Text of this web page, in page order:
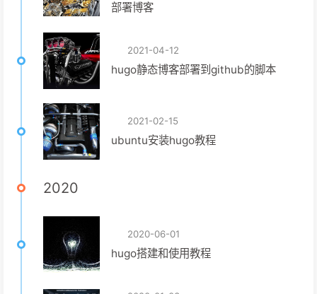
部署博客
2021-04-12
hugo静态博客部署到github的脚本
2021-02-15
ubuntu安装hugo教程
2020
2020-06-01
hugo搭建和使用教程